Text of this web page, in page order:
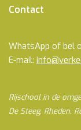
Contact
WhatsApp of bel
E-mail:
Rijschool in de
De Steeg, Rheden,